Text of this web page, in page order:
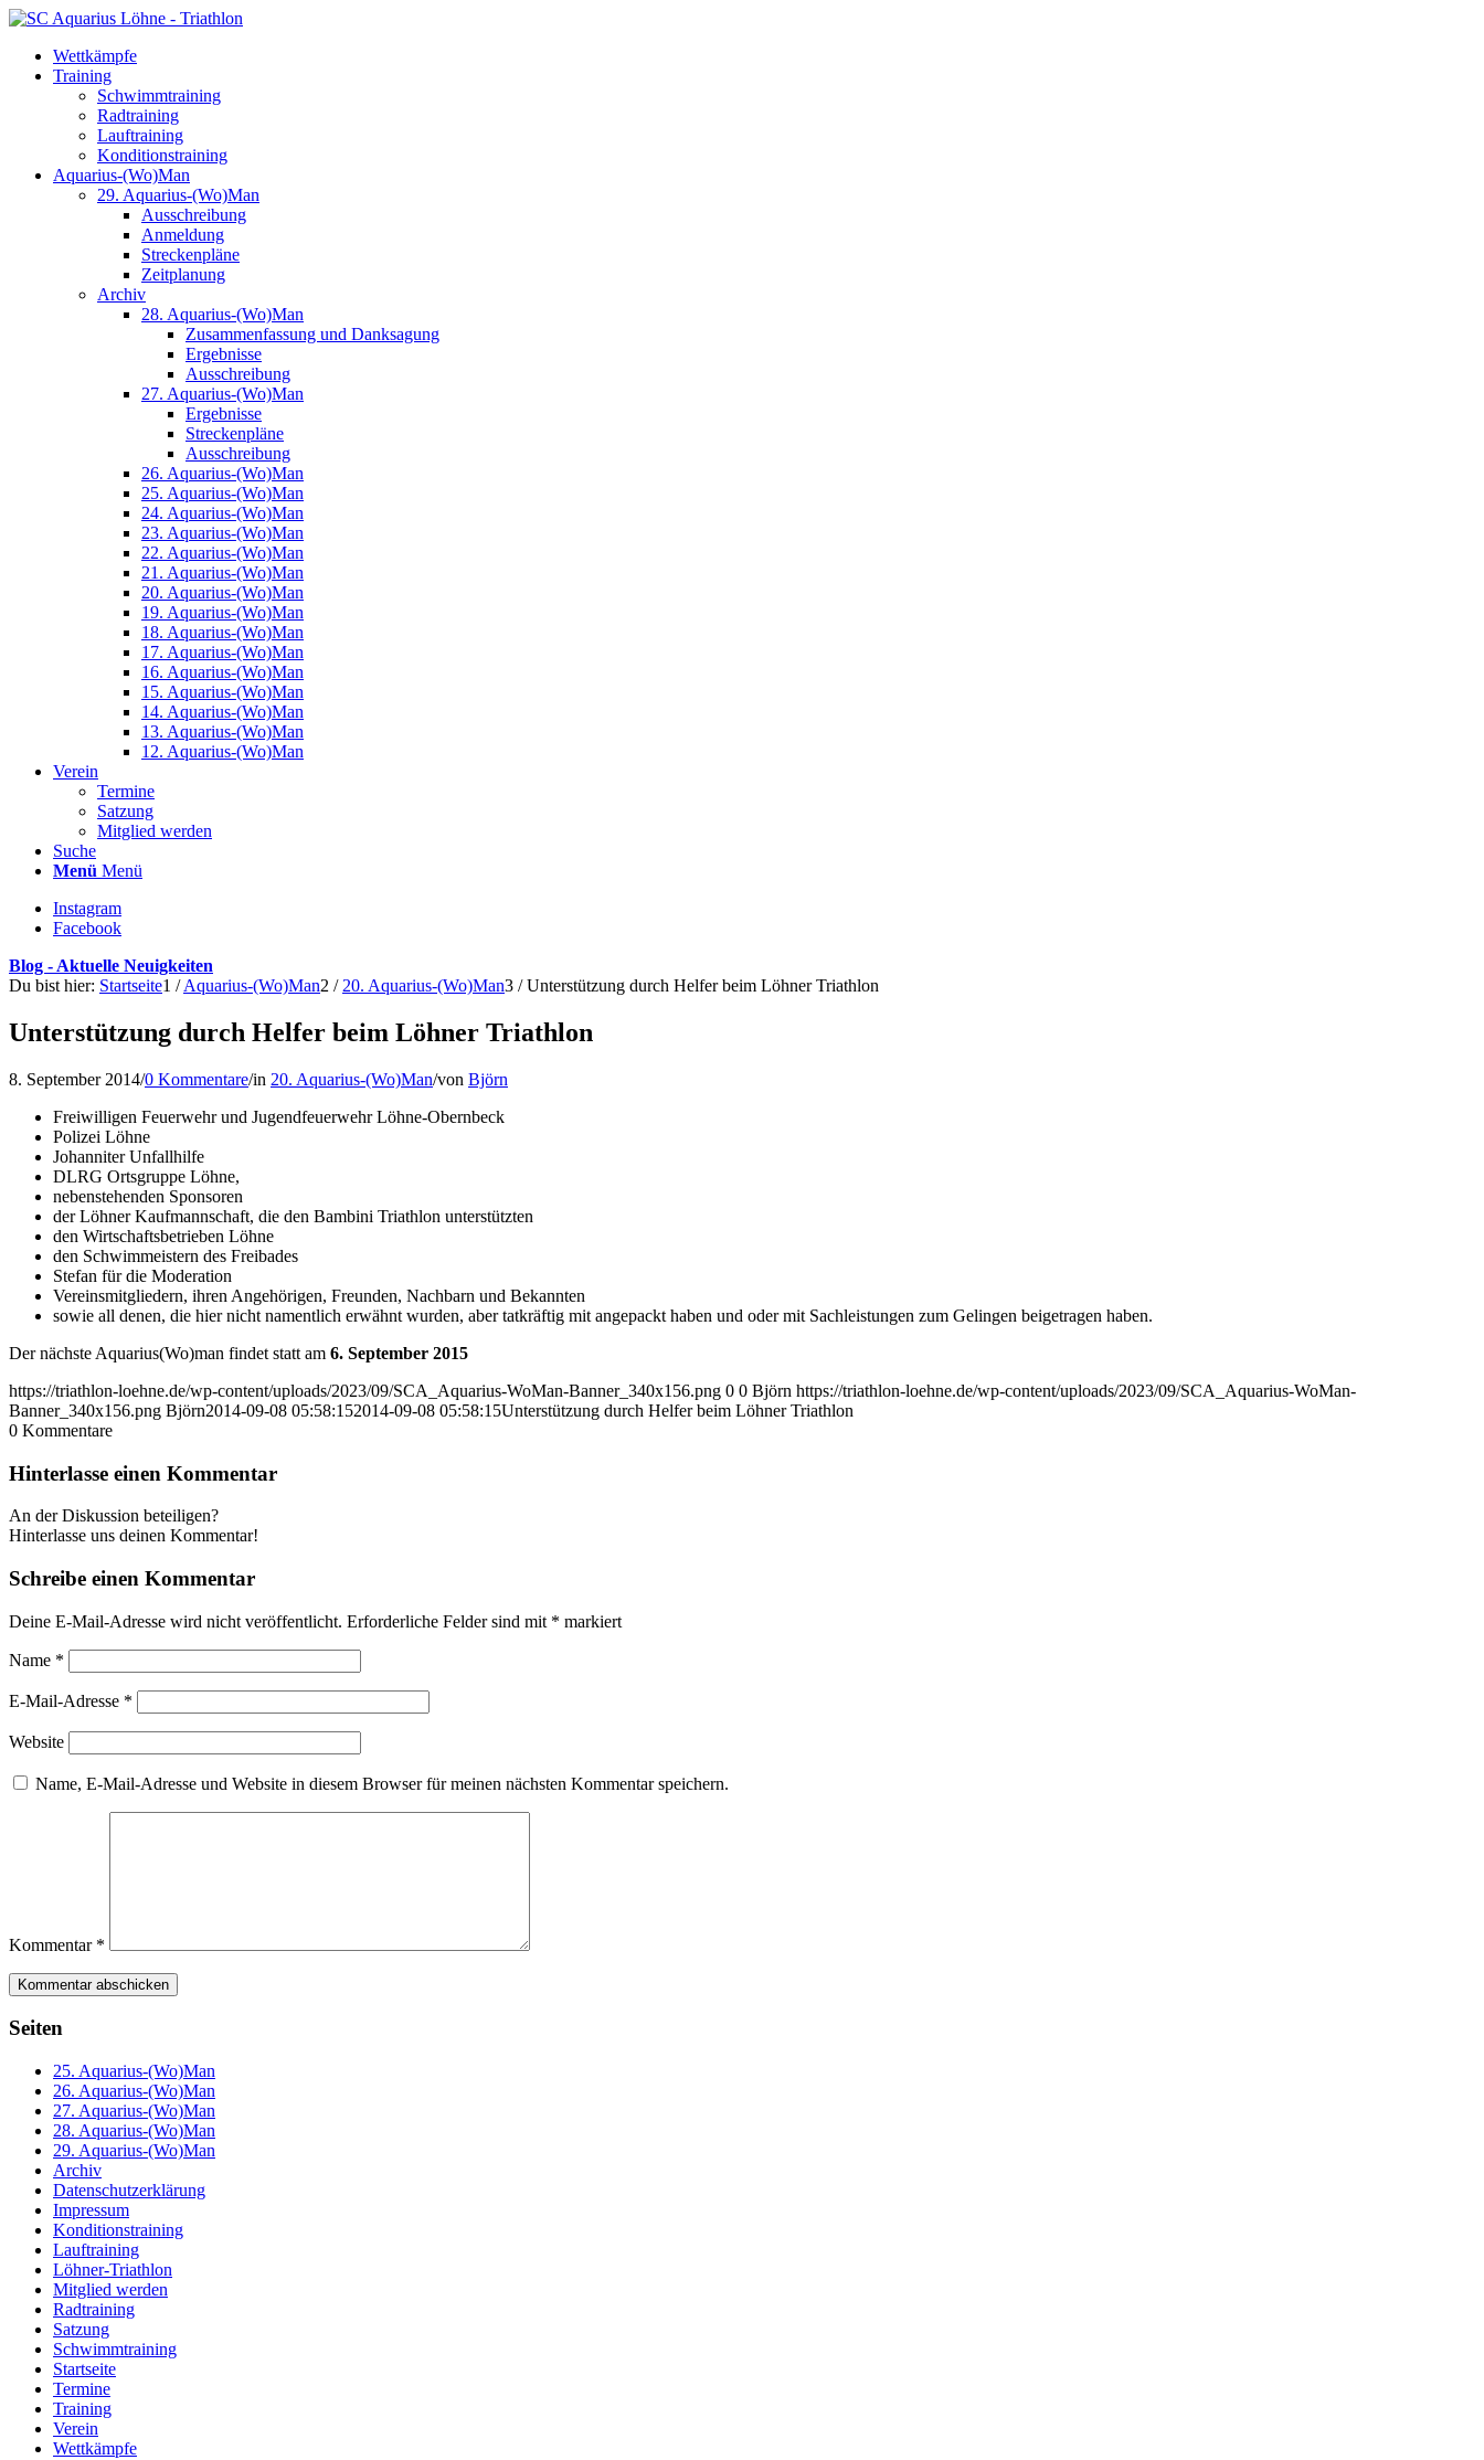
Wettkämpfe
Training
Schwimmtraining
Radtraining
Lauftraining
Konditionstraining
Aquarius-(Wo)Man
29. Aquarius-(Wo)Man
Ausschreibung
Anmeldung
Streckenpläne
Zeitplanung
Archiv
28. Aquarius-(Wo)Man
Zusammenfassung und Danksagung
Ergebnisse
Ausschreibung
27. Aquarius-(Wo)Man
Ergebnisse
Streckenpläne
Ausschreibung
26. Aquarius-(Wo)Man
25. Aquarius-(Wo)Man
24. Aquarius-(Wo)Man
23. Aquarius-(Wo)Man
22. Aquarius-(Wo)Man
21. Aquarius-(Wo)Man
20. Aquarius-(Wo)Man
19. Aquarius-(Wo)Man
18. Aquarius-(Wo)Man
17. Aquarius-(Wo)Man
16. Aquarius-(Wo)Man
15. Aquarius-(Wo)Man
14. Aquarius-(Wo)Man
13. Aquarius-(Wo)Man
12. Aquarius-(Wo)Man
Verein
Termine
Satzung
Mitglied werden
Suche
Menü Menü
Instagram
Facebook
Blog - Aktuelle Neuigkeiten
Du bist hier: Startseite1 / Aquarius-(Wo)Man2 / 20. Aquarius-(Wo)Man3 / Unterstützung durch Helfer beim Löhner Triathlon
Unterstützung durch Helfer beim Löhner Triathlon
8. September 2014/0 Kommentare/in 20. Aquarius-(Wo)Man/von Björn
Freiwilligen Feuerwehr und Jugendfeuerwehr Löhne-Obernbeck
Polizei Löhne
Johanniter Unfallhilfe
DLRG Ortsgruppe Löhne,
nebenstehenden Sponsoren
der Löhner Kaufmannschaft, die den Bambini Triathlon unterstützten
den Wirtschaftsbetrieben Löhne
den Schwimmeistern des Freibades
Stefan für die Moderation
Vereinsmitgliedern, ihren Angehörigen, Freunden, Nachbarn und Bekannten
sowie all denen, die hier nicht namentlich erwähnt wurden, aber tatkräftig mit angepackt haben und oder mit Sachleistungen zum Gelingen beigetragen haben.
Der nächste Aquarius(Wo)man findet statt am 6. September 2015
https://triathlon-loehne.de/wp-content/uploads/2023/09/SCA_Aquarius-WoMan-Banner_340x156.png 0 0 Björn https://triathlon-loehne.de/wp-content/uploads/2023/09/SCA_Aquarius-WoMan-
Banner_340x156.png Björn2014-09-08 05:58:152014-09-08 05:58:15Unterstützung durch Helfer beim Löhner Triathlon
0 Kommentare
Hinterlasse einen Kommentar
An der Diskussion beteiligen?
Hinterlasse uns deinen Kommentar!
Schreibe einen Kommentar
Deine E-Mail-Adresse wird nicht veröffentlicht. Erforderliche Felder sind mit * markiert
Name *
E-Mail-Adresse *
Website
Name, E-Mail-Adresse und Website in diesem Browser für meinen nächsten Kommentar speichern.
Kommentar *
Seiten
25. Aquarius-(Wo)Man
26. Aquarius-(Wo)Man
27. Aquarius-(Wo)Man
28. Aquarius-(Wo)Man
29. Aquarius-(Wo)Man
Archiv
Datenschutzerklärung
Impressum
Konditionstraining
Lauftraining
Löhner-Triathlon
Mitglied werden
Radtraining
Satzung
Schwimmtraining
Startseite
Termine
Training
Verein
Wettkämpfe